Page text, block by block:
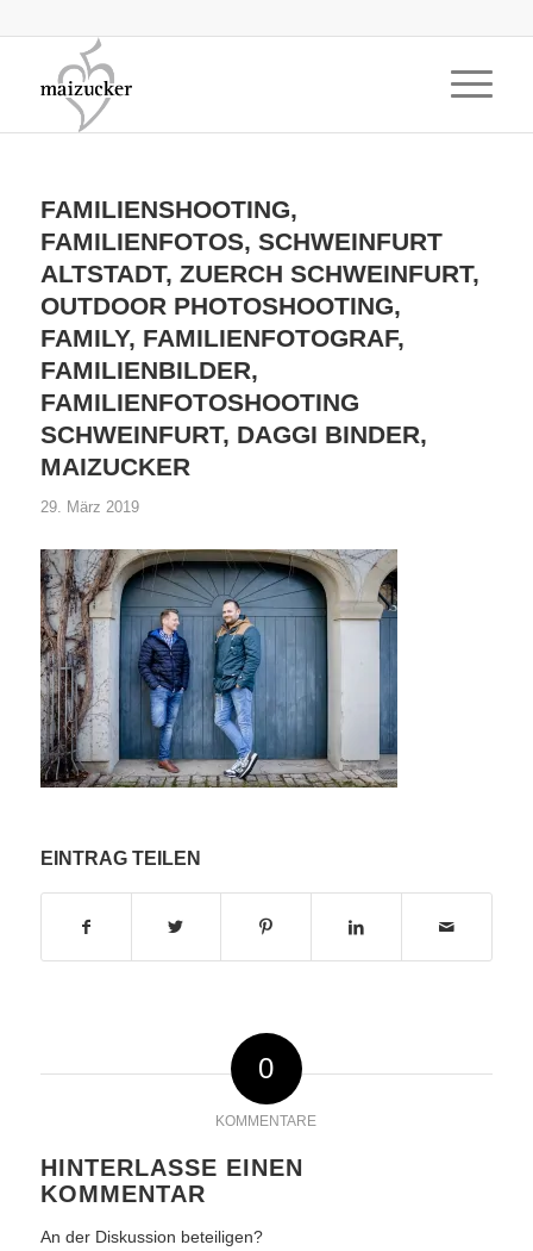
FAMILIENSHOOTING,
FAMILIENFOTOS, SCHWEINFURT
ALTSTADT, ZUERCH SCHWEINFURT,
OUTDOOR PHOTOSHOOTING,
FAMILY, FAMILIENFOTOGRAF,
FAMILIENBILDER,
FAMILIENFOTOSHOOTING
SCHWEINFURT, DAGGI BINDER,
MAIZUCKER
29. März 2019
EINTRAG TEILEN
0
KOMMENTARE
HINTERLASSE EINEN
KOMMENTAR
An der Diskussion beteiligen?